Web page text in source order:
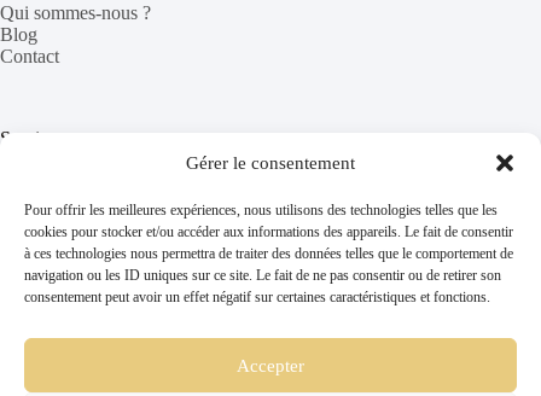
Gérer le consentement
Pour offrir les meilleures expériences, nous utilisons des technologies telles que les
cookies pour stocker et/ou accéder aux informations des appareils. Le fait de consentir
à ces technologies nous permettra de traiter des données telles que le comportement de
navigation ou les ID uniques sur ce site. Le fait de ne pas consentir ou de retirer son
consentement peut avoir un effet négatif sur certaines caractéristiques et fonctions.
Accepter
Qui sommes-nous ?
Blog
Contact
Services
Trouver un gîte
FAQ
Informations Légales
Mentions Légales
Politique de confidentialité